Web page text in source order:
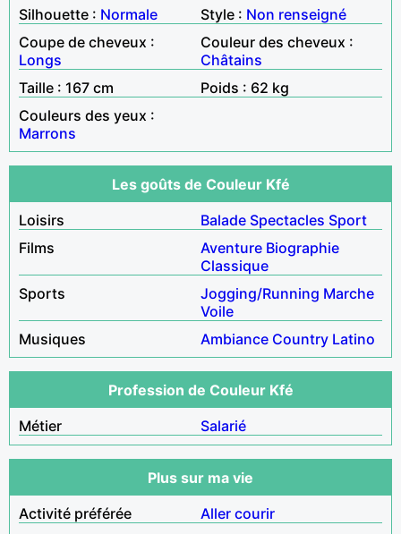
Silhouette : Normale Style : Non renseigné
Coupe de cheveux :
Longs
Couleur des cheveux :
Châtains
Taille : 167 cm
Poids : 62 kg
Couleurs des yeux :
Marrons
Les goûts de Couleur Kfé
Loisirs
Balade Spectacles Sport
Films
Aventure Biographie
Classique
Sports
Jogging/Running Marche
Voile
Musiques
Ambiance Country Latino
Profession de Couleur Kfé
Métier
Salarié
Plus sur ma vie
Activité préférée
Aller courir